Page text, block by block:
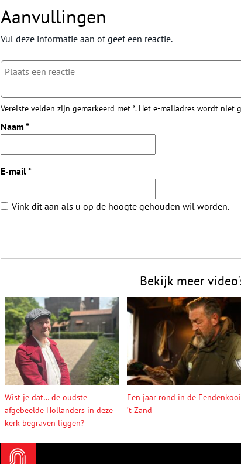
Aanvullingen
Vul deze informatie aan of geef een reactie.
Vereiste velden zijn gemarkeerd met *. Het e-mailadres wordt niet
Naam *
E-mail*
Vink dit aan als u op de hoogte gehouden wil worden.
Bekijk meer
Wist je dat… de oudste
afgebeelde Hollanders in deze
kerk begraven liggen?
Een jaar rond in de Eendenkooi
’t Zand